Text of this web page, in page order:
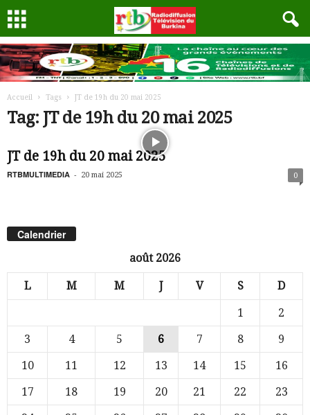
Accueil Tags JT de 19h du 20 mai 2025
Tag: JT de 19h du 20 mai 2025
JT de 19h du 20 mai 2025
RTBMULTIMEDIA - 20 mai 2025 0
Calendrier
août 2026
L M M J V S D
1
2
3
4 5 6 7 8
9
10
11 12 13 14 15
16
17
18 19 20 21 22
23